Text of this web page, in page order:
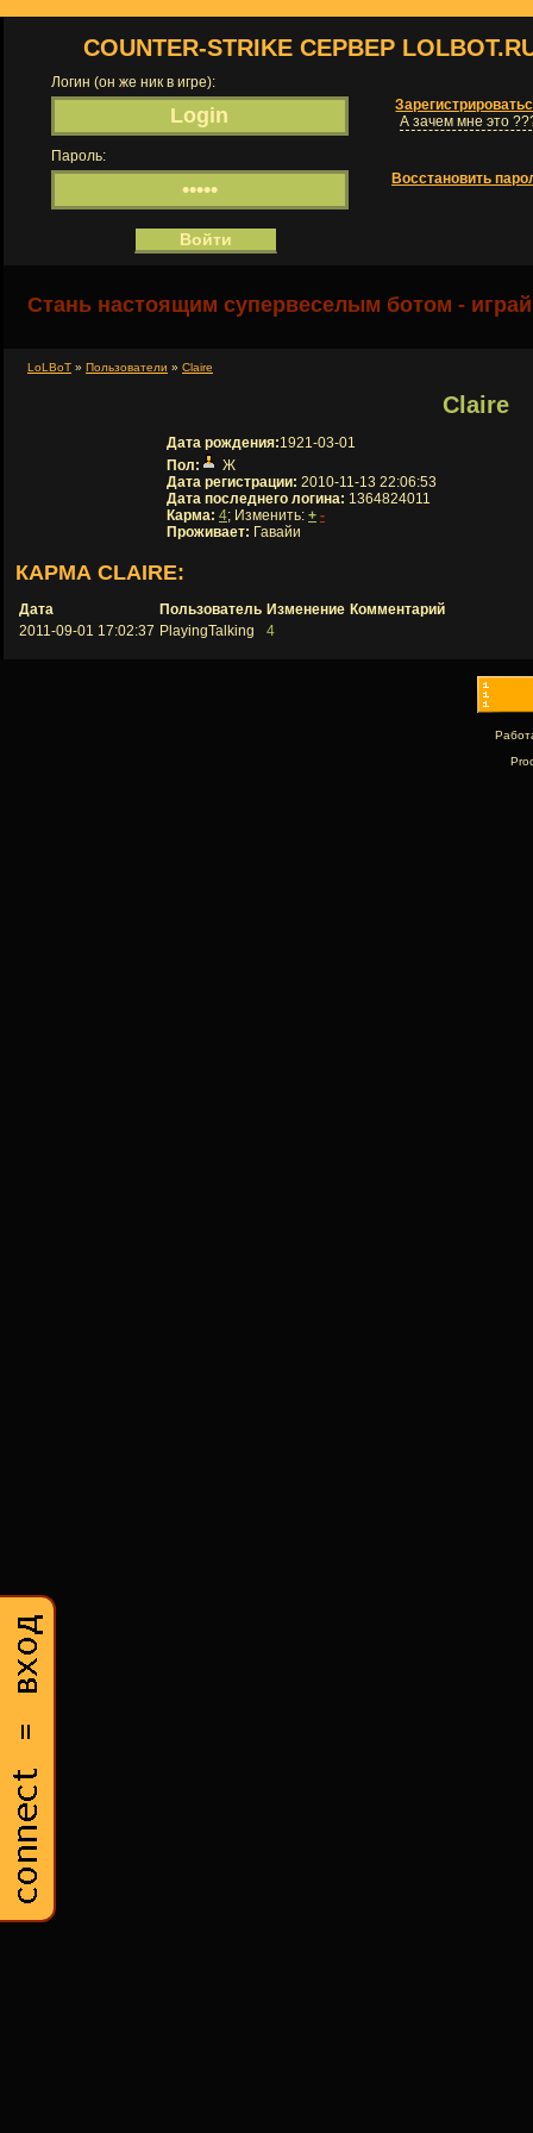
COUNTER-STRIKE СЕРВЕР
Логин (он же ник в игре):
А зачем мне это
Пароль:
Восстановить
Стань настоящим супервеселым ботом -
LoLBoT » Пользователи » Claire
Claire
Дата рождения:1921-03-01
Пол:
Ж
Дата регистрации: 2010-11-13 22:06:53
Дата последнего логина: 1364824011
Карма: 4; Изменить: + -
Проживает: Гавайи
КАРМА CLAIRE:
Дата Пользователь Изменение Комментарий
2011-09-01 17:02:37 PlayingTalking 4